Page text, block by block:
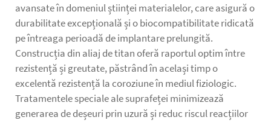
avansate în domeniul științei materialelor, care asigură o
durabilitate excepțională și o biocompatibilitate ridicată
pe întreaga perioadă de implantare prelungită.
Construcția din aliaj de titan oferă raportul optim între
rezistență și greutate, păstrând în același timp o
excelentă rezistență la coroziune în mediul fiziologic.
Tratamentele speciale ale suprafeței minimizează
generarea de deșeuri prin uzură și reduc riscul reacțiilor